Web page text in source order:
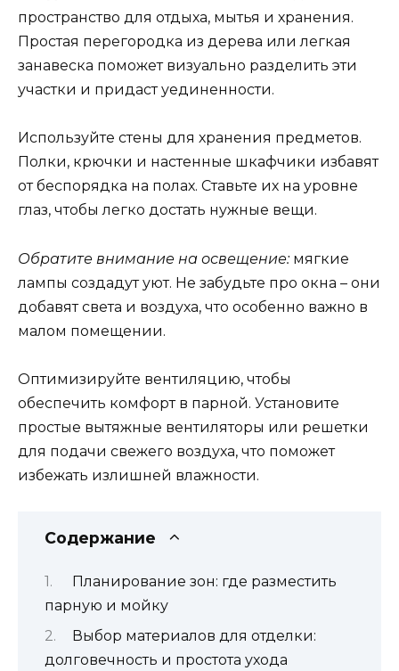
пространство для отдыха, мытья и хранения.
Простая перегородка из дерева или легкая
занавеска поможет визуально разделить эти
участки и придаст уединенности.
Используйте стены для хранения предметов.
Полки, крючки и настенные шкафчики избавят
от беспорядка на полах. Ставьте их на уровне
глаз, чтобы легко достать нужные вещи.
Обратите внимание на освещение:мягкие
лампы создадут уют. Не забудьте про окна – они
добавят света и воздуха, что особенно важно в
малом помещении.
Оптимизируйте вентиляцию, чтобы
обеспечить комфорт в парной. Установите
простые вытяжные вентиляторы или решетки
для подачи свежего воздуха, что поможет
избежать излишней влажности.
Содержание
Планирование зон: где разместить
парную и мойку
Выбор материалов для отделки:
долговечность и простота ухода